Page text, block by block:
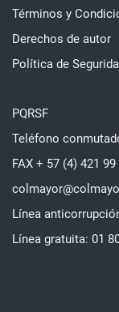
Términos y
Derechos de autor
Política de
PQRSF
Teléfono
FAX + 57 (4) 421 99
Línea
Línea gratuita: 01